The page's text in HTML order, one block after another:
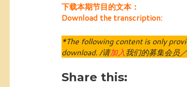
下载本期节目的文本：
Download the transcription:
*The following content is only
download. /请加入我们的募集会员
Share this: